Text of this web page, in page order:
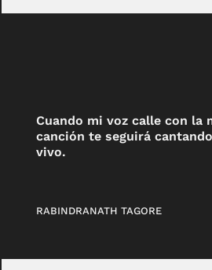
Cuando mi voz calle con la
canción te seguirá
vivo.
RABINDRANATH TAGORE